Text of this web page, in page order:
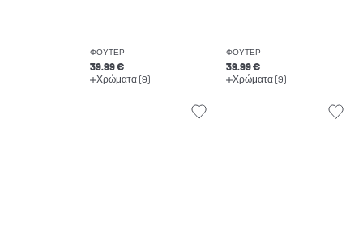
ΦΟΎΤΕΡ
39.99 €
Χρώματα (9)
ΦΟΎΤΕΡ
39.99 €
Χρώματα (9)